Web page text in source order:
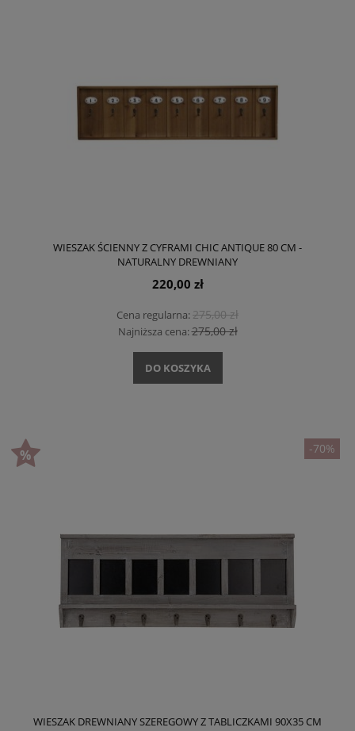
WIESZAK ŚCIENNY Z CYFRAMI CHIC ANTIQUE 80 CM -
NATURALNY DREWNIANY
220,00 zł
Cena regularna:275,00 zł
Najniższa cena:275,00 zł
DO KOSZYKA
WIESZAK DREWNIANY SZEREGOWY Z TABLICZKAMI 90X35 CM
-70%